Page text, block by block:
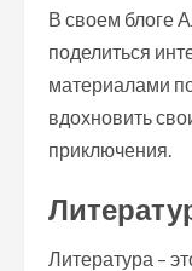
В своем блоге
поделиться
материалами
вдохновить
приключения.
Литература –